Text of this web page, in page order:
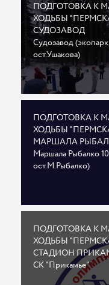
ПОДГОТОВКА К
ХОДЬБЫ
СУДОЗАВОД
Судозавод
ост.Ушакова)
ПОДГОТОВКА К
ХОДЬБЫ
МАРШАЛА
Маршала Рыбалко
ост.М.Рыбалко)
ПОДГОТОВКА К
ХОДЬБЫ
СТАДИОН
СК "Прикамье"